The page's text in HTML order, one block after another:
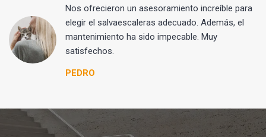
Nos ofrecieron un asesoramiento increíble para
elegir el salvaescaleras adecuado. Además, el
mantenimiento ha sido impecable. Muy
satisfechos.
PEDRO